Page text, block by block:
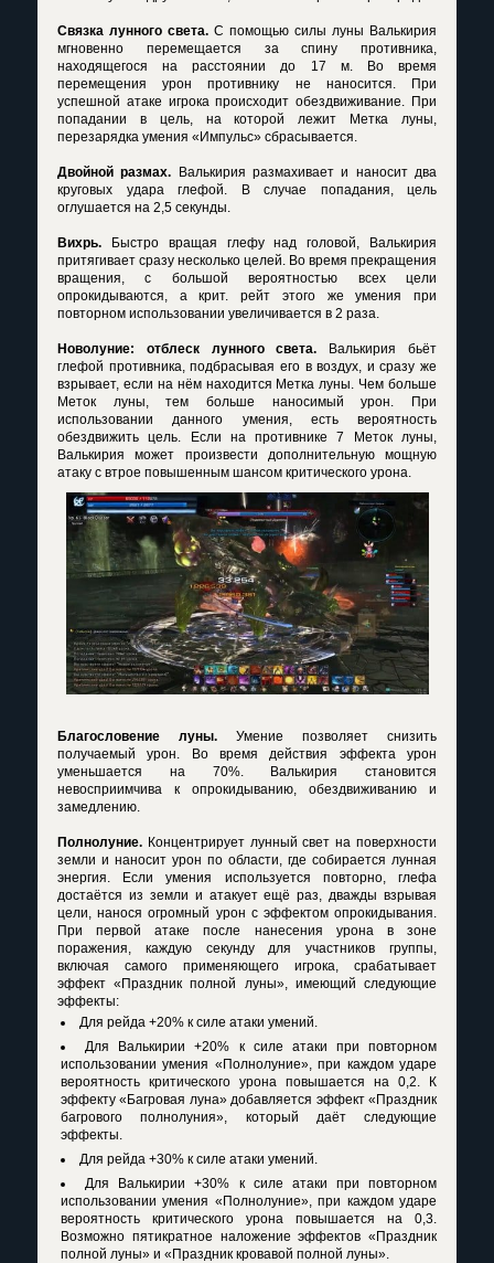
Связка лунного света. С помощью силы луны Валькирия
мгновенно перемещается за спину противника,
находящегося на расстоянии до 17 м. Во время
перемещения урон противнику не наносится. При
успешной атаке игрока происходит обездвиживание. При
попадании в цель, на которой лежит Метка луны,
перезарядка умения «Импульс» сбрасывается.
Двойной размах. Валькирия размахивает и наносит два
круговых удара глефой. В случае попадания, цель
оглушается на 2,5 секунды.
Вихрь. Быстро вращая глефу над головой, Валькирия
притягивает сразу несколько целей. Во время прекращения
вращения, с большой вероятностью всех цели
опрокидываются, а крит. рейт этого же умения при
повторном использовании увеличивается в 2 раза.
Новолуние: отблеск лунного света. Валькирия бьёт
глефой противника, подбрасывая его в воздух, и сразу же
взрывает, если на нём находится Метка луны. Чем больше
Меток луны, тем больше наносимый урон. При
использовании данного умения, есть вероятность
обездвижить цель. Если на противнике 7 Меток луны,
Валькирия может произвести дополнительную мощную
атаку с втрое повышенным шансом критического урона.
Благословение луны. Умение позволяет снизить
получаемый урон. Во время действия эффекта урон
уменьшается на 70%. Валькирия становится
невосприимчива к опрокидыванию, обездвиживанию и
замедлению.
Полнолуние. Концентрирует лунный свет на поверхности
земли и наносит урон по области, где собирается лунная
энергия. Если умения используется повторно, глефа
достаётся из земли и атакует ещё раз, дважды взрывая
цели, нанося огромный урон с эффектом опрокидывания.
При первой атаке после нанесения урона в зоне
поражения, каждую секунду для участников группы,
включая самого применяющего игрока, срабатывает
эффект «Праздник полной луны», имеющий следующие
эффекты:
Для рейда +20% к силе атаки умений.
Для Валькирии +20% к силе атаки при повторном
использовании умения «Полнолуние», при каждом ударе
вероятность критического урона повышается на 0,2. К
эффекту «Багровая луна» добавляется эффект «Праздник
багрового полнолуния», который даёт следующие
эффекты.
Для рейда +30% к силе атаки умений.
Для Валькирии +30% к силе атаки при повторном
использовании умения «Полнолуние», при каждом ударе
вероятность критического урона повышается на 0,3.
Возможно пятикратное наложение эффектов «Праздник
полной луны» и «Праздник кровавой полной луны».